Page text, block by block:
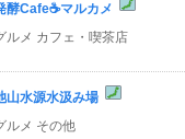
酵Cafe☕マルカメ
ルメ カフェ・喫茶店
山水源水汲み場
ルメ その他